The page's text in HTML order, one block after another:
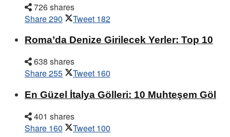
726 shares
Share290 Tweet 182
Roma’da Denize Girilecek Yerler: Top 10
638 shares
Share255 Tweet 160
En Güzel İtalya Gölleri: 10 Muhteşem Göl
401 shares
Share 160 Tweet 100